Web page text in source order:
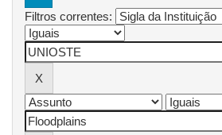
Filtros correntes: